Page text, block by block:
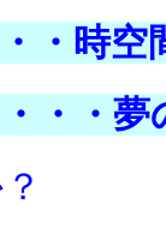
・時
・・夢